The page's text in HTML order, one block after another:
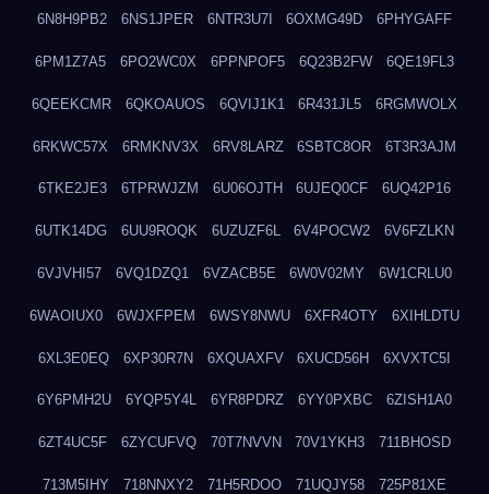
6N8H9PB2 6NS1JPER 6NTR3U7I 6OXMG49D 6PHYGAFF
6PM1Z7A5 6PO2WC0X 6PPNPOF5 6Q23B2FW 6QE19FL3
6QEEKCMR 6QKOAUOS 6QVIJ1K1 6R431JL5 6RGMWOLX
6RKWC57X 6RMKNV3X 6RV8LARZ 6SBTC8OR 6T3R3AJM
6TKE2JE3 6TPRWJZM 6U06OJTH 6UJEQ0CF 6UQ42P16
6UTK14DG 6UU9ROQK 6UZUZF6L 6V4POCW2 6V6FZLKN
6VJVHI57 6VQ1DZQ1 6VZACB5E 6W0V02MY 6W1CRLU0
6WAOIUX0 6WJXFPEM 6WSY8NWU 6XFR4OTY 6XIHLDTU
6XL3E0EQ 6XP30R7N 6XQUAXFV 6XUCD56H 6XVXTC5I
6Y6PMH2U 6YQP5Y4L 6YR8PDRZ 6YY0PXBC 6ZISH1A0
6ZT4UC5F 6ZYCUFVQ 70T7NVVN 70V1YKH3 711BHOSD
713M5IHY 718NNXY2 71H5RDOO 71UQJY58 725P81XE